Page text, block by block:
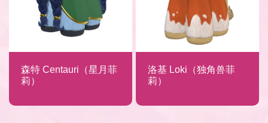
森特 Centauri（星月菲
莉）
洛基 Loki（独角兽菲
莉）